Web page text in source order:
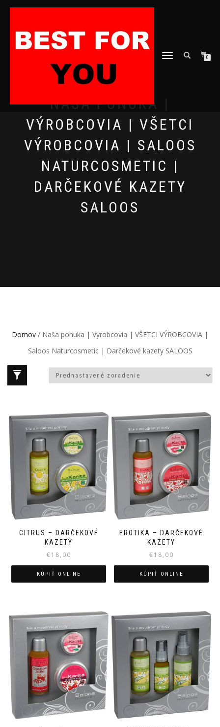
TOGGLE
0
NAŠA PONUKA |
VÝROBCOVIA | VŠETCI
VÝROBCOVIA | SALOOS
NATURCOSMETIC |
DARČEKOVÉ KAZETY
SALOOS
Domov / Naša ponuka | Výrobcovia | VŠETCI VÝROBCOVIA |
Saloos Naturcosmetic | Darčekové kazety SALOOS
CITRUS – DARČEKOVÉ
KAZETY
€18,00
KÚPIŤ ONLINE
EROTIKA – DARČEKOVÉ
KAZETY
€18,00
KÚPIŤ ONLINE